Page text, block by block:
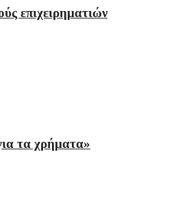
επιχειρηματιών
τα χρήματα»